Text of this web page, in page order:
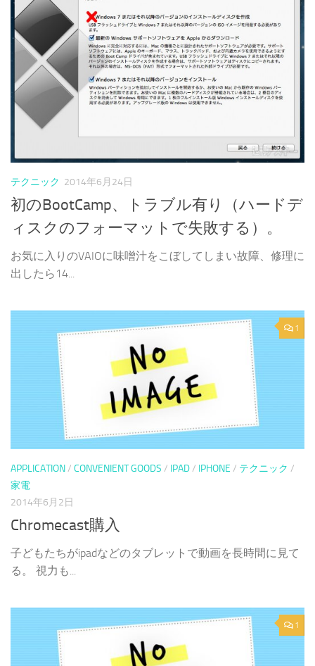
テクニック 2014年6月24日
初のBootCamp、トラブル有り（ハードデ
ィスクのフォーマットで失敗する）。
お気に入りのVAIOに味噌汁をこぼしてしまい故障、修理に
出したら14...
1
APPLICATION/ CONVENIENT GOODS / IPAD/ IPHONE / テクニック /
家電
2014年6月2日
Chromecast購入
子どもたちがipadなどのタブレットで動画を長時間に見て
る。 視力も...
1